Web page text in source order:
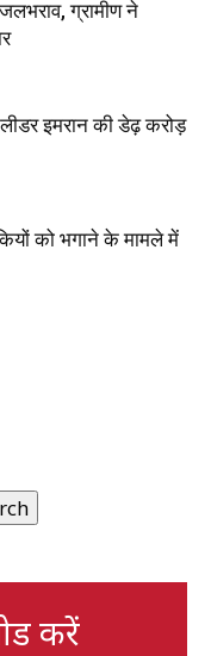
ग्रामीण ने
इमरान की डेढ़ करोड़
को भगाने के मामले में
करें